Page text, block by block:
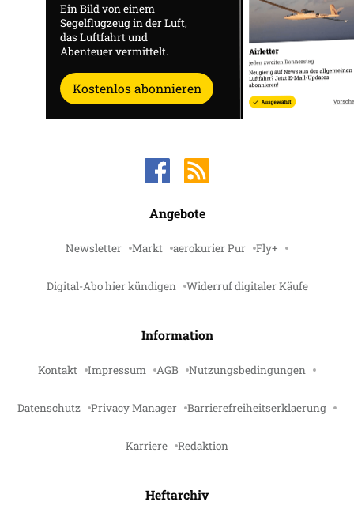
Ein Bild von einem
Segelflugzeug in der Luft,
das Luftfahrt und
Abenteuer vermittelt.
Kostenlos abonnieren
Angebote
Newsletter Markt aerokurier Pur Fly+
Digital-Abo hier kündigen Widerruf digitaler Käufe
Information
Kontakt Impressum AGB Nutzungsbedingungen
Datenschutz Privacy Manager Barrierefreiheitserklaerung
Karriere Redaktion
Heftarchiv